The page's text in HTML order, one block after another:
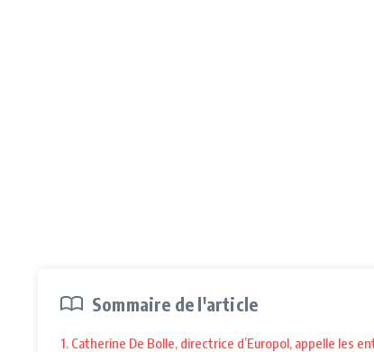
Sommaire de l'article
1. Catherine De Bolle, directrice d’Europol, appelle